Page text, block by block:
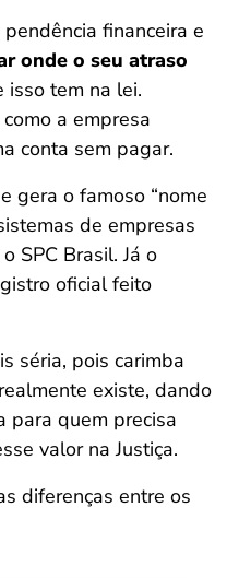
financeira e
onde o seu atraso
isso tem na lei.
a empresa
conta sem pagar.
gera o famoso “nome
de empresas
SPC Brasil. Já o
oficial feito
séria, pois carimba
existe, dando
para quem precisa
valor na Justiça.
diferenças entre os